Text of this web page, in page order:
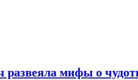
развеяла мифы о